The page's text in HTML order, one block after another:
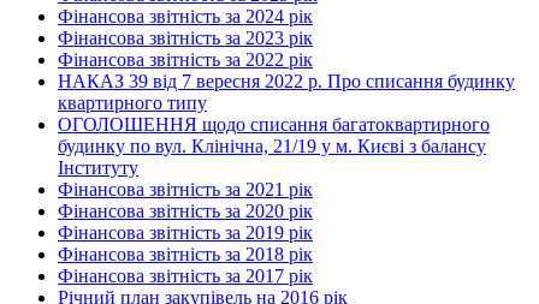
Фінансова звітність за 2024 рік
Фінансова звітність за 2023 рік
Фінансова звітність за 2022 рік
НАКАЗ 39 від 7 вересня 2022 р. Про списання будинку
квартирного типу
ОГОЛОШЕННЯ щодо списання багатоквартирного
будинку по вул. Клінічна, 21/19 у м. Києві з балансу
Інституту
Фінансова звітність за 2021 рік
Фінансова звітність за 2020 рік
Фінансова звітність за 2019 рік
Фінансова звітність за 2018 рік
Фінансова звітність за 2017 рік
Річний план закупівель на 2016 рік